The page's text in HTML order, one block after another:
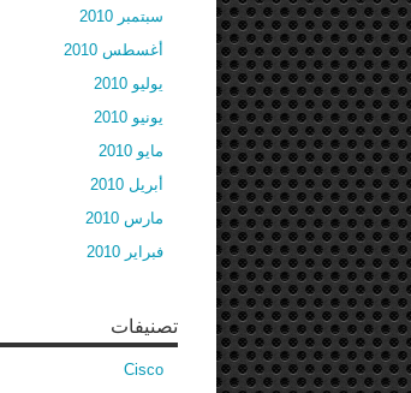
سبتمبر 2010
أغسطس 2010
يوليو 2010
يونيو 2010
مايو 2010
أبريل 2010
مارس 2010
فبراير 2010
تصنيفات
Cisco